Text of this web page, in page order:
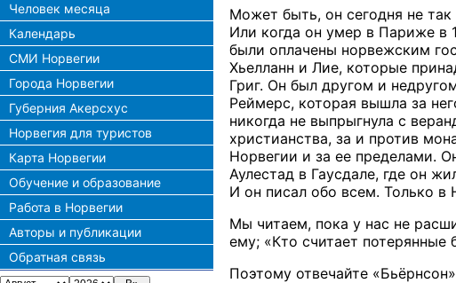
Человек месяца
Календарь
СМИ Норвегии
Города Норвегии
Губерния Акерсхус
Норвегия для туристов
Карта Норвегии
Обучение и образование
Работа в Норвегии
Авторы и публикации
Обратная связь
Может быть, он сегодня не так
Или когда он умер в Париже в
были оплачены норвежским
Хьелланн и Лие, которые
Григ. Он был другом и
Реймерс, которая вышла за
никогда не выпрыгнула с
христианства, за и против
Норвегии и за ее пределами.
Аулестад в Гаусдале, где он
И он писал обо всем. Только в
Мы читаем, пока у нас не
ему; «Кто считает
Поэтому отвечайте